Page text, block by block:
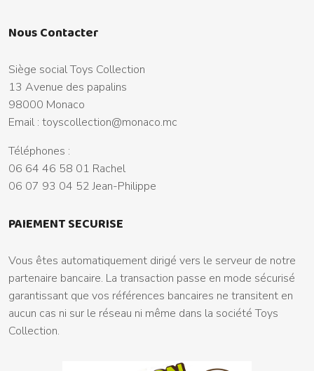
Nous Contacter
Siège social Toys Collection
13 Avenue des papalins
98000 Monaco
Email : toyscollection@monaco.mc
Téléphones :
06 64 46 58 01 Rachel
06 07 93 04 52 Jean-Philippe
PAIEMENT SECURISE
Vous êtes automatiquement dirigé vers le serveur de notre
partenaire bancaire. La transaction passe en mode sécurisé
garantissant que vos références bancaires ne transitent en
aucun cas ni sur le réseau ni même dans la société Toys
Collection.